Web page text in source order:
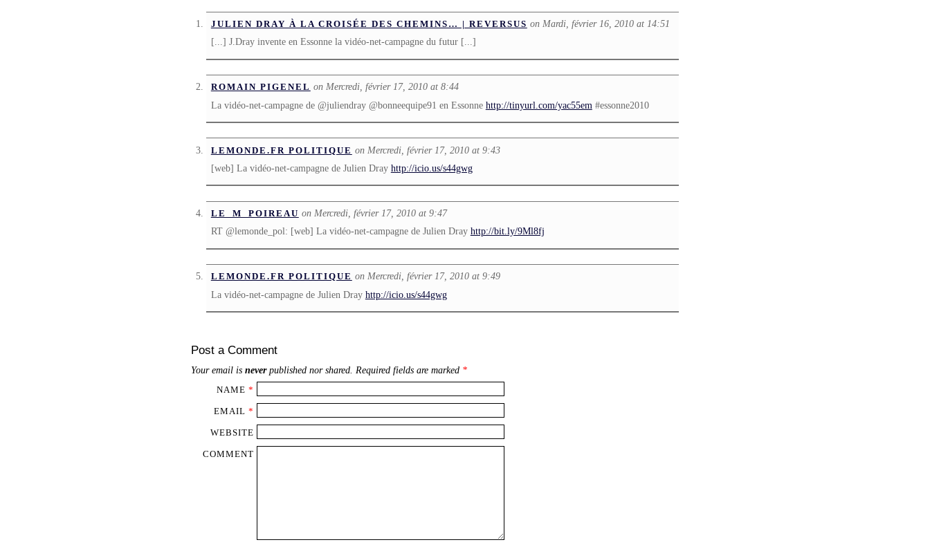
JULIEN DRAY À LA CROISÉE DES CHEMINS… | REVERSUS on Mardi, février 16, 2010 at 14:51
[...] J.Dray invente en Essonne la vidéo-net-campagne du futur [...]
ROMAIN PIGENEL on Mercredi, février 17, 2010 at 8:44
La vidéo-net-campagne de @juliendray @bonneequipe91 en Essonne http://tinyurl.com/yac55em #essonne2010
LEMONDE.FR POLITIQUE on Mercredi, février 17, 2010 at 9:43
[web] La vidéo-net-campagne de Julien Dray http://icio.us/s44gwg
LE_M_POIREAU on Mercredi, février 17, 2010 at 9:47
RT @lemonde_pol: [web] La vidéo-net-campagne de Julien Dray http://bit.ly/9Ml8fj
LEMONDE.FR POLITIQUE on Mercredi, février 17, 2010 at 9:49
La vidéo-net-campagne de Julien Dray http://icio.us/s44gwg
Post a Comment
Your email is neverpublished nor shared. Required fields are marked *
NAME *
EMAIL *
WEBSITE
COMMENT